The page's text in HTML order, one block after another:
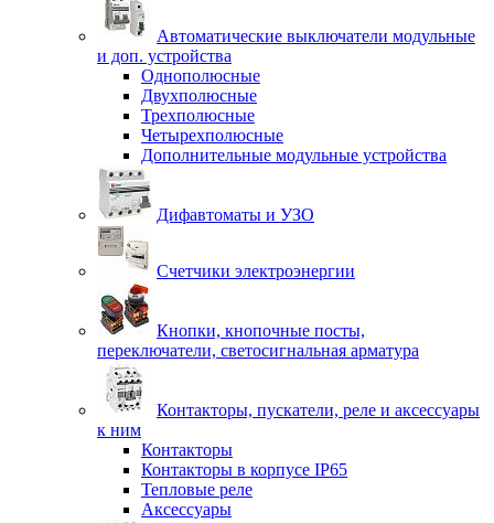
Автоматические выключатели модульные
и доп. устройства
Однополюсные
Двухполюсные
Трехполюсные
Четырехполюсные
Дополнительные модульные устройства
Дифавтоматы и УЗО
Счетчики электроэнергии
Кнопки, кнопочные посты,
переключатели, светосигнальная арматура
Контакторы, пускатели, реле и аксессуары
к ним
Контакторы
Контакторы в корпусе IP65
Тепловые реле
Аксессуары